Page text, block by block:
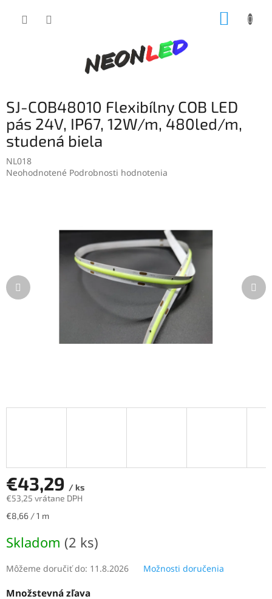
SJ-COB48010 Flexibílny COB LED
pás 24V, IP67, 12W/m, 480led/m,
studená biela
NL018
Priemerné
Neohodnotené Podrobnosti hodnotenia
€43,29 / ks
€53,25 vrátane DPH
Jednotková
€8,66 / 1 m
Skladom (2 ks)
Môžeme doručiť do: 11.8.2026 Možnosti doručenia
Množstevná zľava